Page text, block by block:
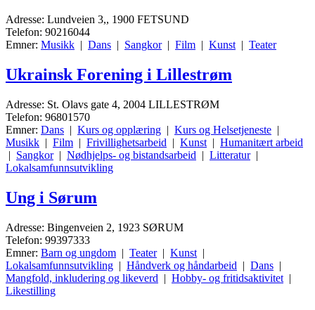
Adresse: Lundveien 3,, 1900 FETSUND
Telefon: 90216044
Emner: Musikk | Dans | Sangkor| Film | Kunst | Teater
Ukrainsk Forening i Lillestrøm
Adresse: St. Olavs gate 4, 2004 LILLESTRØM
Telefon: 96801570
Emner: Dans | Kurs og opplæring | Kurs og Helsetjeneste |
Musikk | Film | Frivillighetsarbeid | Kunst | Humanitært arbeid
| Sangkor| Nødhjelps- og bistandsarbeid | Litteratur|
Lokalsamfunnsutvikling
Ung i Sørum
Adresse: Bingenveien 2, 1923 SØRUM
Telefon: 99397333
Emner: Barn og ungdom | Teater| Kunst |
Lokalsamfunnsutvikling | Håndverk og håndarbeid | Dans |
Mangfold, inkludering og likeverd | Hobby- og fritidsaktivitet |
Likestilling